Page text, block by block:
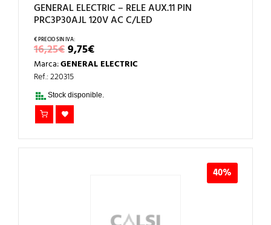
GENERAL ELECTRIC – RELE AUX.11 PIN
PRC3P30AJL 120V AC C/LED
16,25€EL
PRECIO
ORIGINAL
ERA:
16,25€.
9,75€EL
PRECIO
ACTUAL
9,75€.
Marca:GENERAL ELECTRIC
Ref.: 220315
Stock disponible.
40%